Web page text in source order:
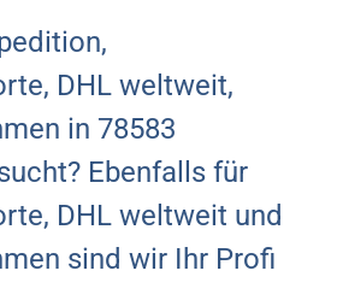
DHL weltweit,
in 78583
Ebenfalls für
DHL weltweit und
sind wir Ihr Profi